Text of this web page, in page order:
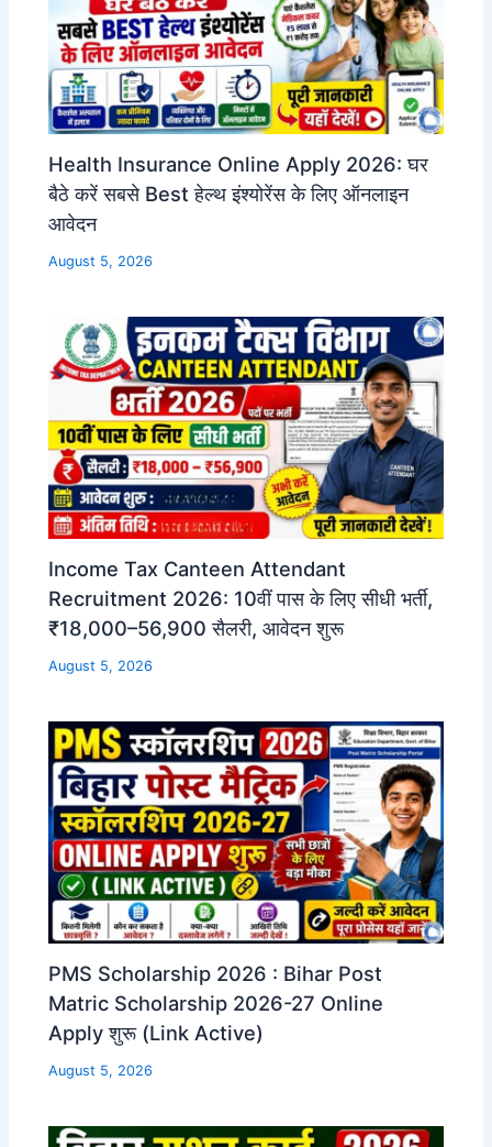
Health Insurance Online Apply 2026: घर
बैठे करें सबसे Best हेल्थ इंश्योरेंस के लिए ऑनलाइन
आवेदन
August 5, 2026
Income Tax Canteen Attendant
Recruitment 2026: 10वीं पास के लिए सीधी भर्ती,
₹18,000–56,900 सैलरी, आवेदन शुरू
August 5, 2026
PMS Scholarship 2026 : Bihar Post
Matric Scholarship 2026-27 Online
Apply शुरू (Link Active)
August 5, 2026